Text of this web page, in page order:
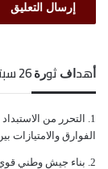
ﺃﻫﺪﺍﻑ ﺛﻮﺭﺓ 26 ﺳﺒﺘﻤﺒﺮ 1962 الخالدة
ﺍﻟﺘﺤﺮﺭ ﻣﻦ
ﺍﻟﻔﻮﺍﺭﻕ ﻭﺍﻻﻣﺘﻴﺎﺯﺍﺕ
ﺑﻨﺎﺀ ﺟﻴﺶ ﻭﻃﻨﻲ ﻗﻮﻱ